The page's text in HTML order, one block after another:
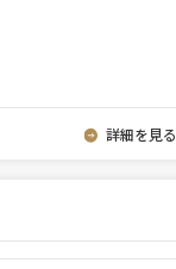
詳細を見る